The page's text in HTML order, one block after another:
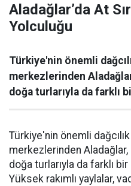
Aladağlar’da At
Yolculuğu
Türkiye'nin önemli
merkezlerinden
doğa turlarıyla da farklı
Türkiye'nin önemli
merkezlerinden Aladağlar,
doğa turlarıyla da farklı
Yüksek rakımlı yaylalar,